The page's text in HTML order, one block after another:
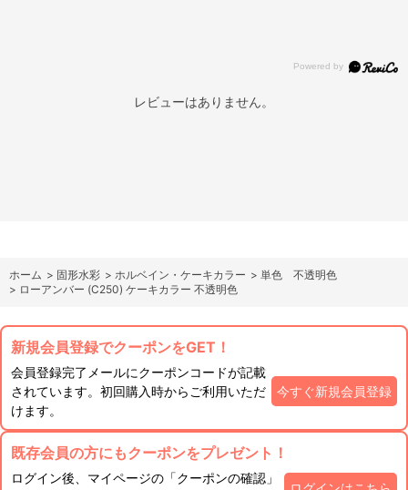
レビューはありません。
ホーム > 固形水彩 > ホルベイン・ケーキカラー > 単色 不透明色
> ローアンバー (C250) ケーキカラー 不透明色
新規会員登録でクーポンをGET！
会員登録完了メールにクーポンコードが記載
されています。初回購入時からご利用いただ
けます。
今すぐ新規会員登録
既存会員の方にもクーポンをプレゼント！
ログイン後、マイページの「クーポンの確認」